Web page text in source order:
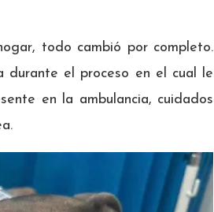
todo cambió por completo.
durante el proceso en el cual le
en la ambulancia, cuidados